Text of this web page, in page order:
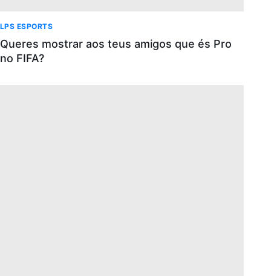
LPS ESPORTS
Queres mostrar aos teus amigos que és Pro
no FIFA?